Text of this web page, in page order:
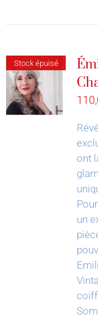
Stock épuisé
ont
un